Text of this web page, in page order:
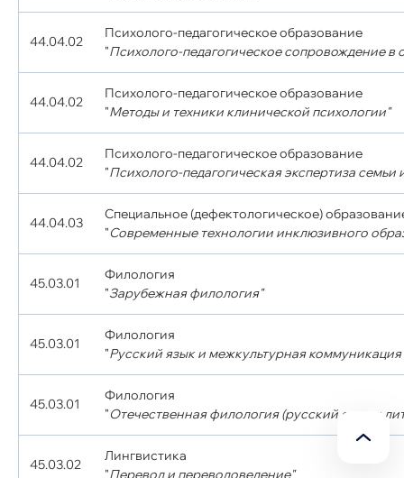
44.04.02
Психолого-педагогическое образование
"Психолого-педагогическое сопровождение в
44.04.02
Психолого-педагогическое образование
"Методы и техники клинической психологии"
44.04.02
Психолого-педагогическое образование
"Психолого-педагогическая экспертиза семьи
44.04.03
Специальное (дефектологическое)
"Современные технологии инклюзивного
45.03.01
Филология
"Зарубежная филология"
45.03.01
Филология
"Русский язык и межкультурная
45.03.01
Филология
"Отечественная филология (русский язык и
45.03.02
Лингвистика
"Перевод и переводоведение"